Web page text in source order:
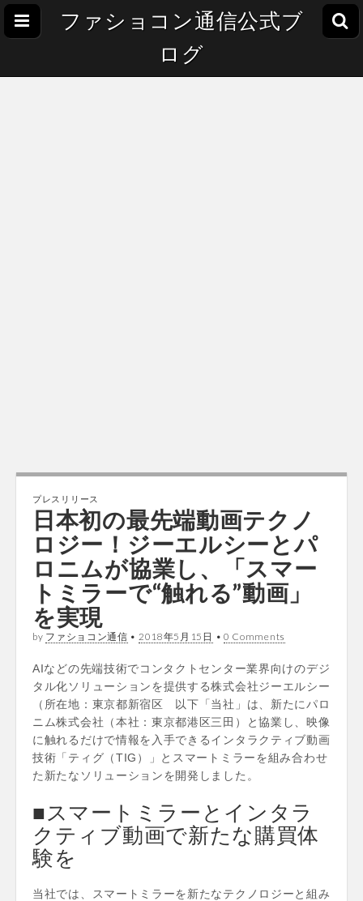
ファショコン通信公式ブ
ログ
プレスリリース
日本初の最先端動画テクノ
ロジー！ジーエルシーとパ
ロニムが協業し、「スマー
トミラーで“触れる”動画」
を実現
by ファショコン通信 • 2018年5月15日 • 0 Comments
AIなどの先端技術でコンタクトセンター業界向けのデジ
タル化ソリューションを提供する株式会社ジーエルシー
（所在地：東京都新宿区 以下「当社」は、新たにパロ
ニム株式会社（本社：東京都港区三田）と協業し、映像
に触れるだけで情報を入手できるインタラクティブ動画
技術「ティグ（TIG）」とスマートミラーを組み合わせ
た新たなソリューションを開発しました。
■スマートミラーとインタラ
クティブ動画で新たな購買体
験を
当社では、スマートミラーを新たなテクノロジーと組み